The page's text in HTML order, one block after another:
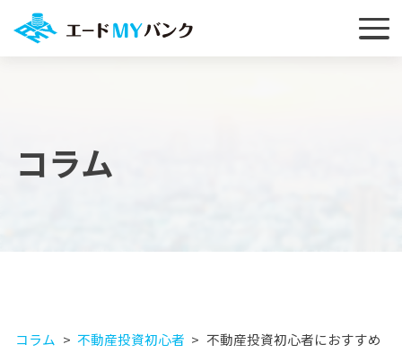
コラム
コラム 不動産投資初心者
不動産投資初心者におすすめ